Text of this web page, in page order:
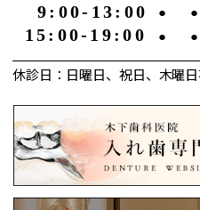
9:00-13:00 ● ●
15:00-19:00 ● ●
休診日：日曜日、祝日、木曜